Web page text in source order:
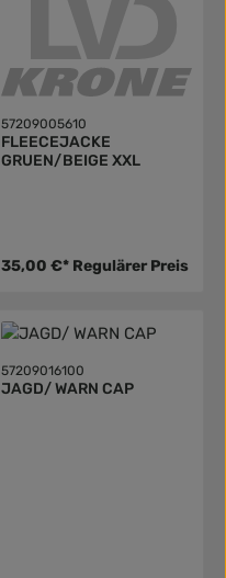
57209005610
FLEECEJACKE
GRUEN/BEIGE XXL
35,00 €* Regulärer Preis
57209016100
JAGD/ WARN CAP